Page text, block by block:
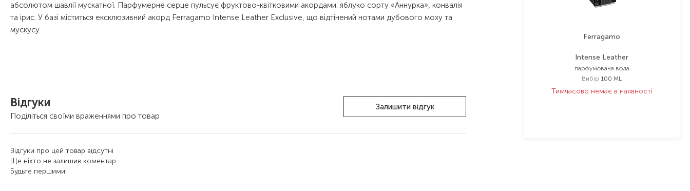
абсолютом шавлії мускатної. Парфумерне серце пульсує фруктово-квітковими акордами: яблуко сорту «Аннурка», конвалія
та ірис. У базі міститься ексклюзивний акорд Ferragamo Intense Leather Exclusive, що відтінений нотами дубового моху та
мускусу.
Відгуки
Поділіться своїми враженнями про товар
Залишити відгук
Відгуки про цей товар відсутні
Ще ніхто не залишив коментар
Будьте першими!
Ferragamo
Intense Leather
парфумована вода
Вибір 100 ML
Тимчасово немає в наявності